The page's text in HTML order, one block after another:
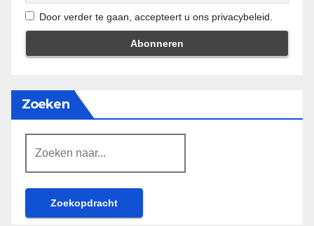
Door verder te gaan, accepteert u ons privacybeleid.
Zoeken